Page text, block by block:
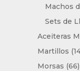
Machos
Sets de
Aceiteras
Martillos
Morsas 66